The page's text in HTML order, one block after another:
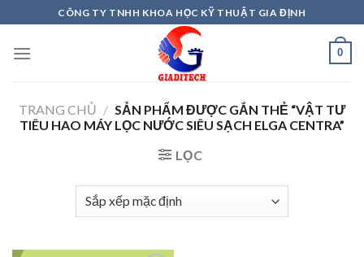
to
content
CÔNG TY TNHH KHOA HỌC KỸ THUẬT GIA ĐỊNH
0
TRANG CHỦ / SẢN PHẨM ĐƯỢC GẮN THẺ “VẬT TƯ
TIÊU HAO MÁY LỌC NƯỚC SIÊU SẠCH ELGA CENTRA”
LỌC